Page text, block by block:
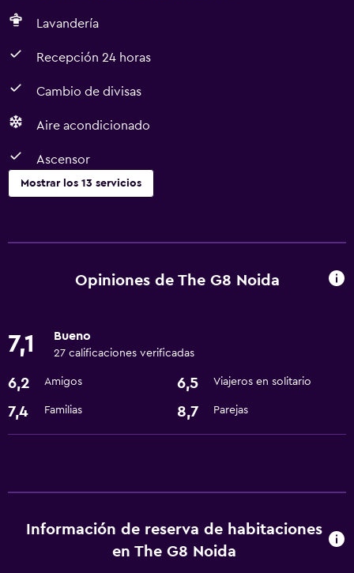
Lavandería
Recepción 24 horas
Cambio de divisas
Aire acondicionado
Ascensor
Mostrar los 13 servicios
Servicio de habitaciones
Lavandería
Servicios de lavandería/tintorería
Servicios básicos
Estacionamiento y transporte
Traslado aeropuerto
Opiniones de The G8 Noida
7,1 Bueno
27 calificaciones verificadas
6,2 Amigos 6,5 Viajeros en solitario
7,4 Familias 8,7 Parejas
Información de reserva de habitaciones
en The G8 Noida